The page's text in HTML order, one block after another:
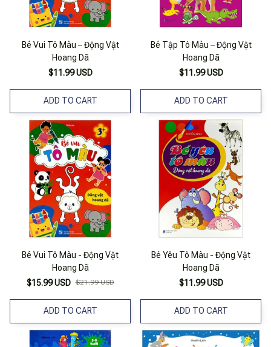
Bé Vui Tô Màu – Động Vật
Hoang Dã
$11.99 USD
ADD TO CART
Bé Tập Tô Màu – Động Vật
Hoang Dã
$11.99 USD
ADD TO CART
Bé Vui Tô Màu - Động Vật
Hoang Dã
$15.99 USD $21.99 USD
ADD TO CART
Bé Yêu Tô Màu - Động Vật
Hoang Dã
$11.99 USD
ADD TO CART